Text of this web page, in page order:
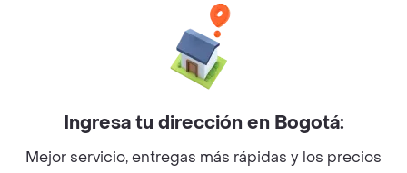
Facebook
Twitter
Instagram
©2026Rappi Inc. All rights reserved.
Ingresa tu dirección en Bogotá:
Mejor servicio, entregas más rápidas y los precios